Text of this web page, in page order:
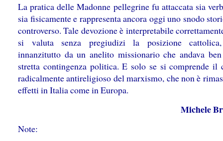
La pratica delle Madonne pellegrine fu attaccata sia
sia fisicamente e rappresenta ancora oggi uno snodo
controverso. Tale devozione è interpretabile
si valuta senza pregiudizi la posizione
innanzitutto da un anelito missionario che andava
stretta contingenza politica. E solo se si comprende il
radicalmente antireligioso del marxismo, che non è
effetti in Italia come in Europa.
Michele
Note: